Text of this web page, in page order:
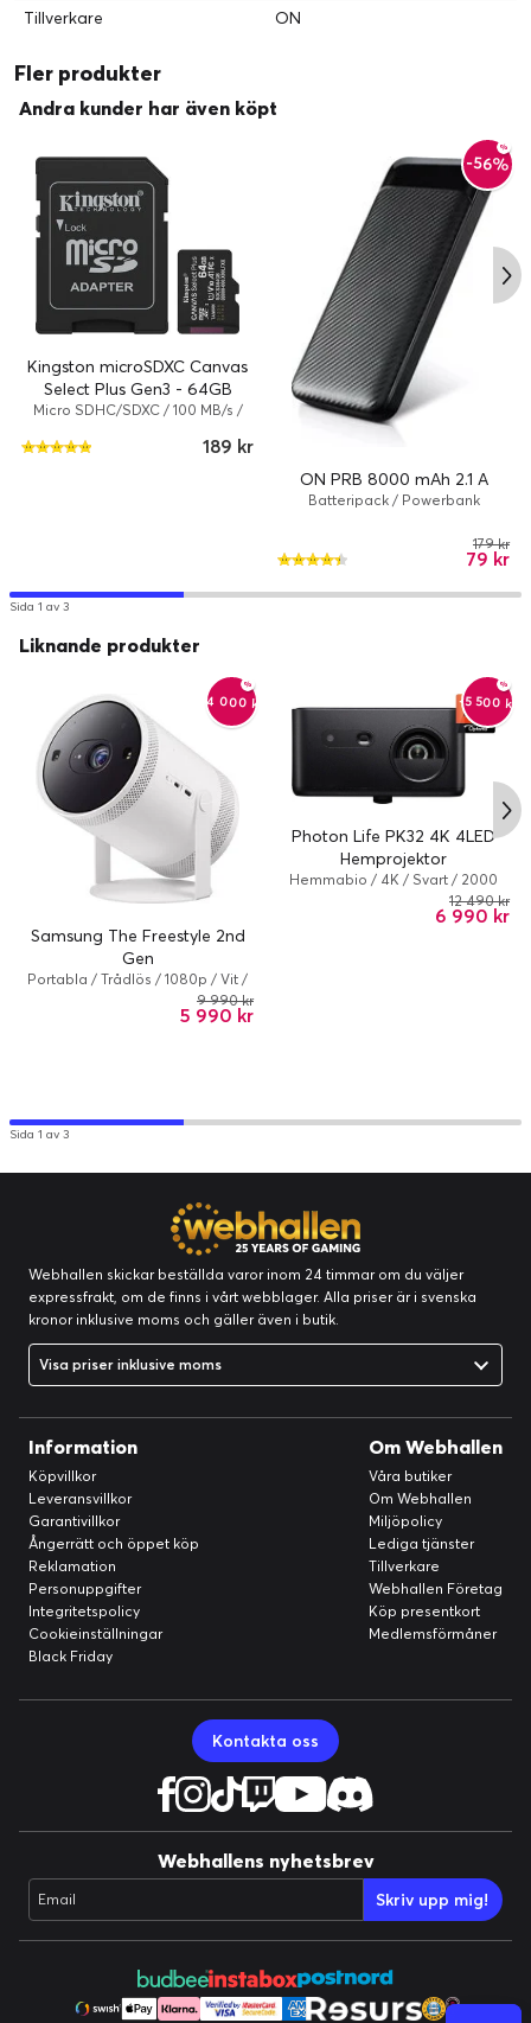
Tillverkare
ON
Fler produkter
Andra kunder har även köpt
Kingston microSDXC Canvas
Select Plus Gen3 - 64GB
Micro SDHC/SDXC / 100 MB/s /
189 kr
-56%
ON PRB 8000 mAh 2.1 A
Batteripack / Powerbank
79 kr
179 kr
Sida 1 av 3
Liknande produkter
-4 000 kr
Samsung The Freestyle 2nd
Gen
Portabla / Trådlös / 1080p / Vit /
5 990 kr
9 990 kr
-5 500 kr
Photon Life PK32 4K 4LED
Hemprojektor
Hemmabio / 4K / Svart / 2000
6 990 kr
12 490 kr
Sida 1 av 3
Webhallen skickar beställda varor inom 24 timmar om du väljer
expressfrakt, om de finns i vårt webblager. Alla priser är i svenska
kronor inklusive moms och gäller även i butik.
Visa priser inklusive moms
Information
Köpvillkor
Leveransvillkor
Garantivillkor
Ångerrätt och öppet köp
Reklamation
Personuppgifter
Integritetspolicy
Cookieinställningar
Black Friday
Om Webhallen
Våra butiker
Om Webhallen
Miljöpolicy
Lediga tjänster
Tillverkare
Webhallen Företag
Köp presentkort
Medlemsförmåner
Kontakta oss
Webhallens nyhetsbrev
Email Skriv upp mig!